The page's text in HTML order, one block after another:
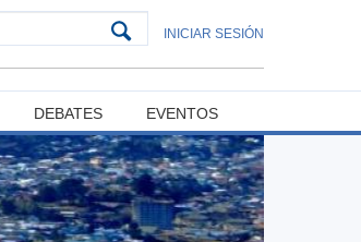
INICIAR SESIÓN
DEBATES EVENTOS